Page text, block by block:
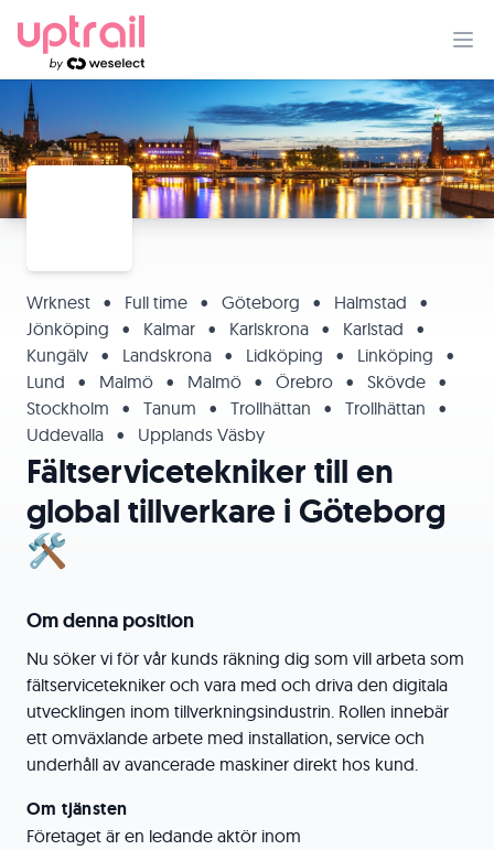
Wrknest • Full time • Göteborg • Halmstad
•
Jönköping
• Kalmar • Karlskrona • Karlstad
•
Kungälv • Landskrona • Lidköping • Linköping
•
Lund
• Malmö • Malmö • Örebro • Skövde •
Stockholm
• Tanum • Trollhättan • Trollhättan
•
Uddevalla • Upplands Väsby
Fältservicetekniker till en
global tillverkare i Göteborg
🛠️
Om denna position
Nu söker vi för vår kunds räkning dig som vill arbeta som
fältservicetekniker och vara med och driva den digitala
utvecklingen inom tillverkningsindustrin. Rollen innebär
ett omväxlande arbete med installation, service och
underhåll av avancerade maskiner direkt hos kund.
Om tjänsten
Företaget är en ledande aktör inom